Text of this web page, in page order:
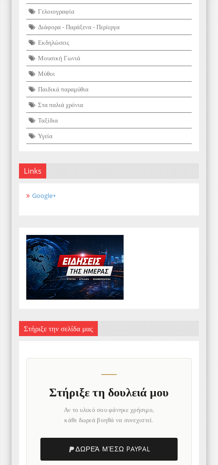
Γελοιογραφία
Διάφορα - Παράξενα - Περίεργα
Εκδηλώσεις
Μουσική Γωνιά
Μύθοι
Παιδικά παραμύθια
Στα παλιά χρόνια
Ταξίδια
Υγεία
Links
Google+
Στήριξε την σελίδα μας
Στήριξε τη δουλειά μου
Αν το υλικό σου φάνηκε χρήσιμο,
κάθε δωρεά βοηθά να συνεχιστεί.
ΔΩΡΕΆ ΜΈΣΩ PAYPAL